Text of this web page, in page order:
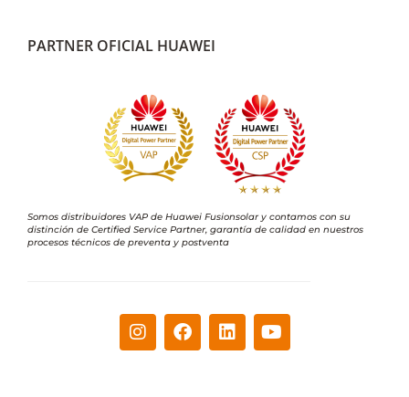
PARTNER OFICIAL HUAWEI
Somos distribuidores VAP de Huawei Fusionsolar y contamos con su
distinción de Certified Service Partner, garantía de calidad en nuestros
procesos técnicos de preventa y postventa